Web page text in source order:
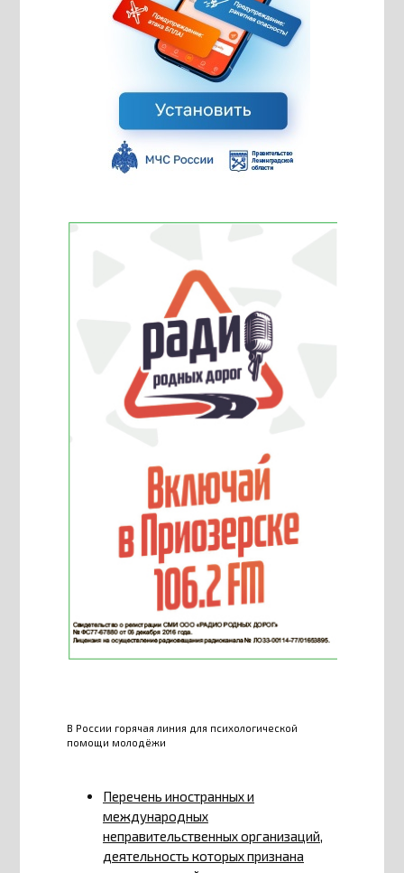
В России горячая линия для психологической
помощи молодёжи
Перечень иностранных и
международных
неправительственных организаций,
деятельность которых признана